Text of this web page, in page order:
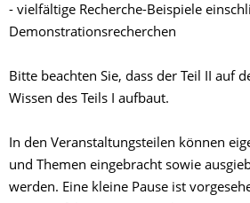
- vielfältige Recherche-Beispiele
Demonstrationsrecherchen
Bitte beachten Sie, dass der Teil II auf
Wissen des Teils I aufbaut.
In den Veranstaltungsteilen können
und Themen eingebracht sowie
werden. Eine kleine Pause ist